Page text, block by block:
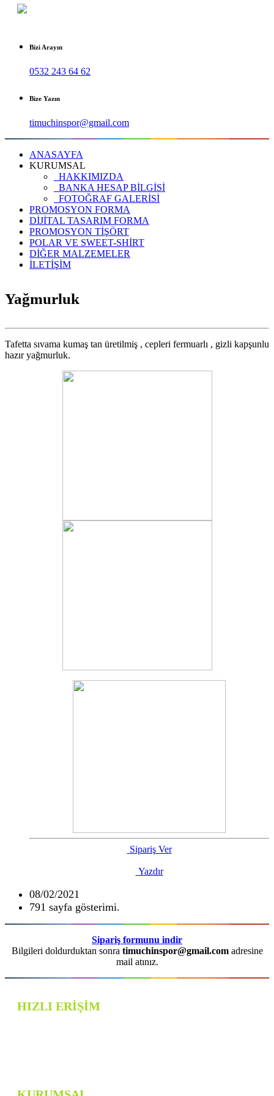
Bizi Arayın
0532 243 64 62
Bize Yazın
timuchinspor@gmail.com
ANASAYFA
KURUMSAL
HAKKIMIZDA
BANKA HESAP BİLGİSİ
FOTOĞRAF GALERİSİ
PROMOSYON FORMA
DİJİTAL TASARIM FORMA
PROMOSYON TİŞÖRT
POLAR VE SWEET-SHİRT
DİĞER MALZEMELER
İLETİŞİM
Yağmurluk
Tafetta sıvama kumaş tan üretilmiş , cepleri fermuarlı , gizli kapşunlu
hazır yağmurluk.
Sipariş Ver
Yazdır
08/02/2021
791 sayfa gösterimi.
Sipariş formunu indir
Bilgileri doldurduktan sonra timuchinspor@gmail.comadresine
mail atınız.
HIZLI ERİŞİM